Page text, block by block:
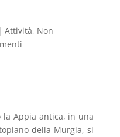
Attività, Non
Appia antica, in una
della Murgia, si